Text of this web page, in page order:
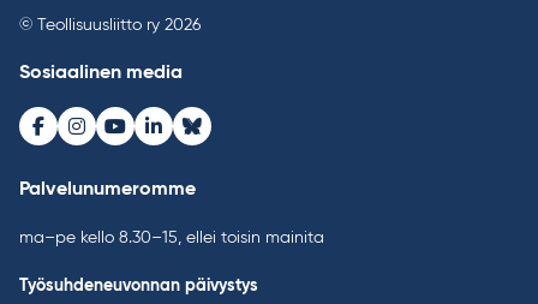
© Teollisuusliitto ry 2026
Sosiaalinen media
Facebook
Instagram
Youtube
LinkedInBluesky
Palvelunumeromme
ma–pe kello 8.30–15, ellei toisin mainita
Työsuhdeneuvonnan päivystys